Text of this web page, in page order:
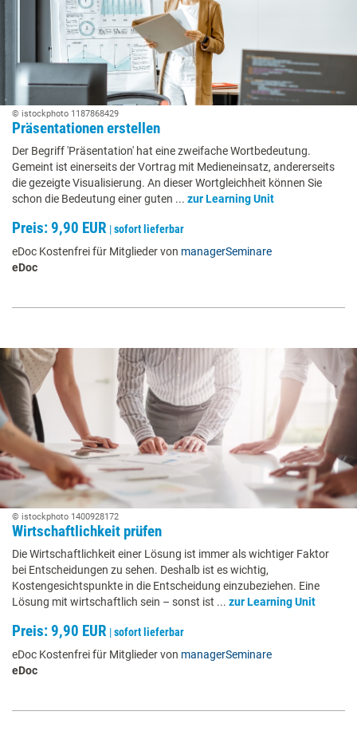
© istockphoto 1187868429
Präsentationen erstellen
Der Begriff 'Präsentation' hat eine zweifache Wortbedeutung.
Gemeint ist einerseits der Vortrag mit Medieneinsatz, andererseits
die gezeigte Visualisierung. An dieser Wortgleichheit können Sie
schon die Bedeutung einer guten ... zur Learning Unit
Preis: 9,90 EUR |sofort lieferbar
eDoc Kostenfrei für Mitglieder von managerSeminare
eDoc
© istockphoto 1400928172
Wirtschaftlichkeit prüfen
Die Wirtschaftlichkeit einer Lösung ist immer als wichtiger Faktor
bei Entscheidungen zu sehen. Deshalb ist es wichtig,
Kostengesichtspunkte in die Entscheidung einzubeziehen. Eine
Lösung mit wirtschaftlich sein – sonst ist ... zur Learning Unit
Preis: 9,90 EUR |sofort lieferbar
eDoc Kostenfrei für Mitglieder von managerSeminare
eDoc